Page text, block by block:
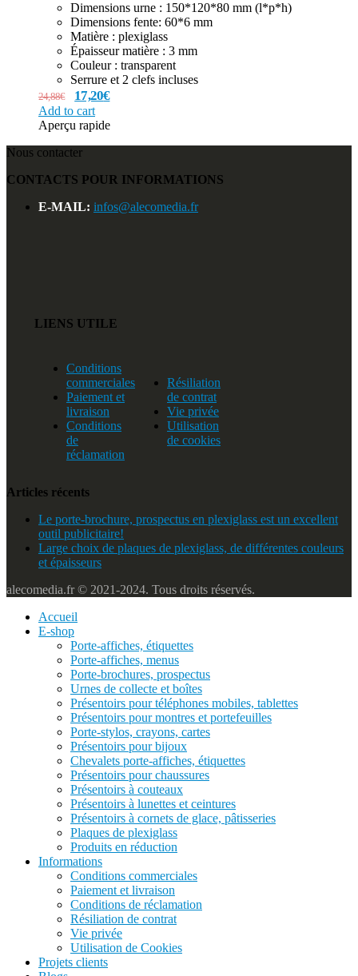
Dimensions urne : 150*120*80 mm (l*p*h)
Dimensions fente: 60*6 mm
Matière : plexiglass
Épaisseur matière : 3 mm
Couleur : transparent
Serrure et 2 clefs incluses
24,88€ 17,20€
Add to cart
Aperçu rapide
Nous contacter
CONTACTS POUR INFORMATIONS
E-MAIL: infos@alecomedia.fr
LIENS UTILE
Conditions
commerciales
Paiement et
livraison
Conditions
de
réclamation
Résiliation
de contrat
Vie privée
Utilisation
de cookies
Articles récents
Le porte-brochure, prospectus en plexiglass est un excellent
outil publicitaire!
Large choix de plaques de plexiglass, de différentes couleurs
et épaisseurs
alecomedia.fr © 2021-2024. Tous droits réservés.
Accueil
E-shop
Porte-affiches, étiquettes
Porte-affiches, menus
Porte-brochures, prospectus
Urnes de collecte et boîtes
Présentoirs pour téléphones mobiles, tablettes
Présentoirs pour montres et portefeuilles
Porte-stylos, crayons, cartes
Présentoirs pour bijoux
Chevalets porte-affiches, étiquettes
Présentoirs pour chaussures
Présentoirs à couteaux
Présentoirs à lunettes et ceintures
Présentoirs à cornets de glace, pâtisseries
Plaques de plexiglass
Produits en réduction
Informations
Conditions commerciales
Paiement et livraison
Conditions de réclamation
Résiliation de contrat
Vie privée
Utilisation de Cookies
Projets clients